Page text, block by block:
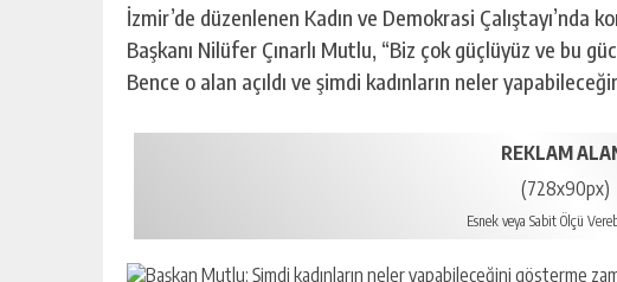
İzmir’de düzenlenen Kadın ve Demokrasi Çalıştayı’nda
Başkanı Nilüfer Çınarlı Mutlu, “Biz çok güçlüyüz ve bu
Bence o alan açıldı ve şimdi kadınların neler
REKLAM
(728x90px)
Esnek veya Sabit Ölçü